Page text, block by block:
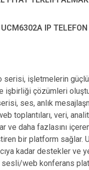
IP
serisi, işletmelerin
işbirliği çözümleri
ses, anlık
toplantıları, veri,
ve daha fazlasını
bir platform sağlar.
kadar destekler ve
sesli/web konferans